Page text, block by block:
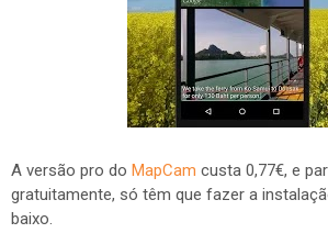
A versão pro do MapCam custa 0,77€, e
gratuitamente, só têm que fazer a
baixo.